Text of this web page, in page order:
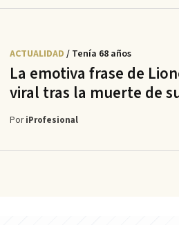
La emotiva frase de
viral tras la muerte de
ACTUALIDAD / Tenía 68 años
PoriProfesional